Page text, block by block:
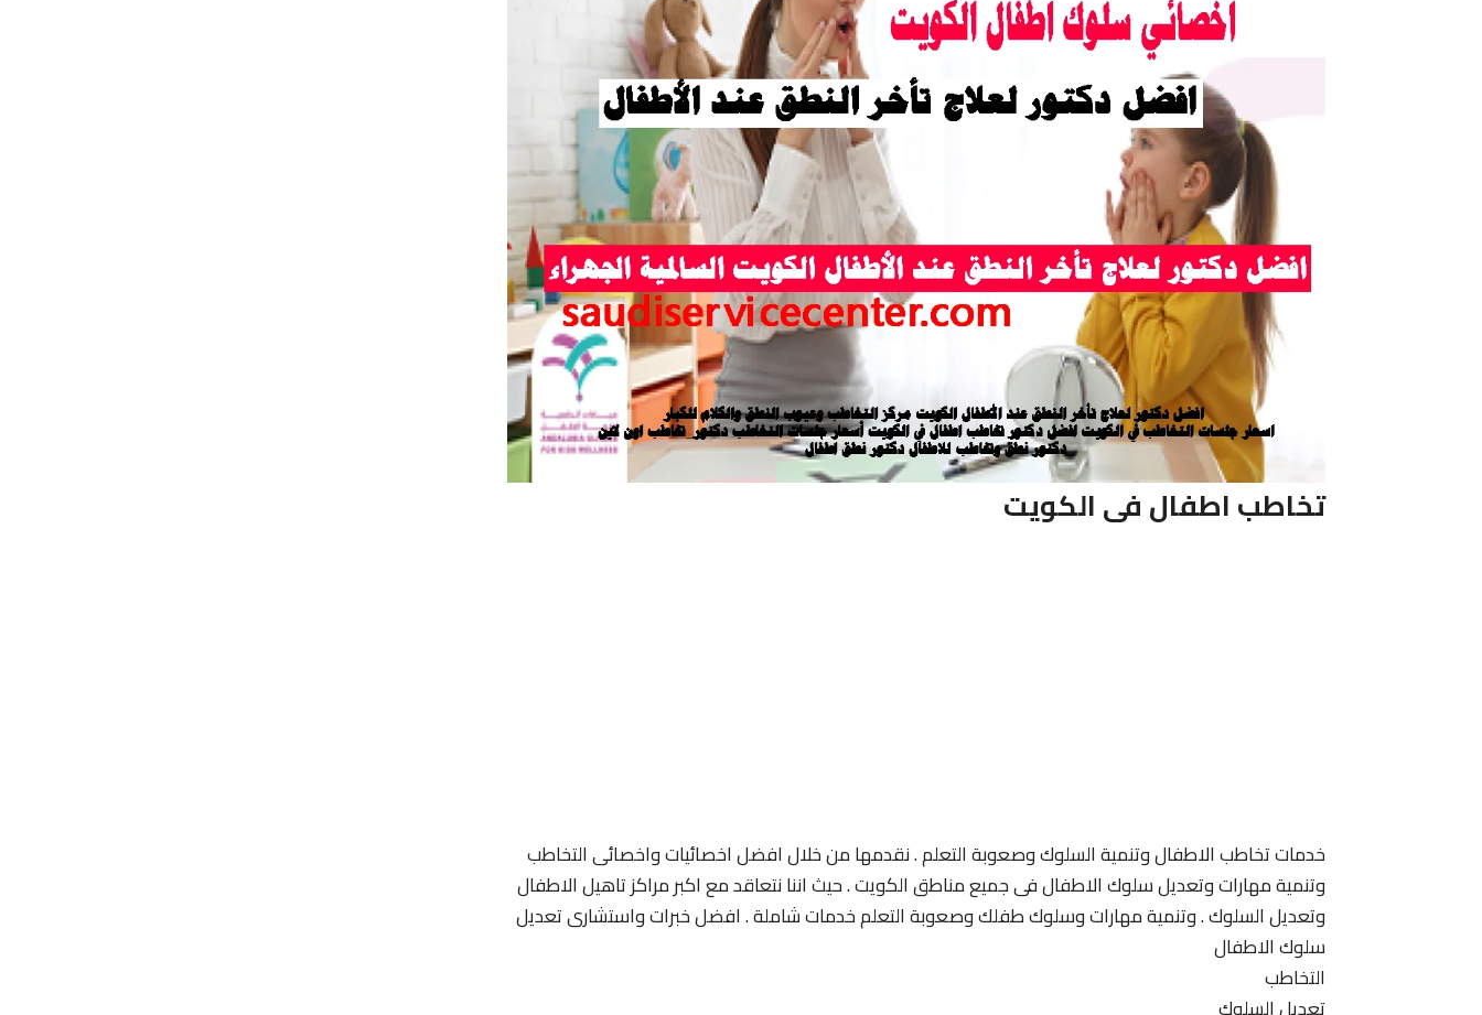
تخاطب اطفال فى الكويت
خدمات تخاطب الاطفال وتنمية السلوك وصعوبة التعلم . نقدمها من خلال افضل اخصائيات واخصائى التخاطب
وتنمية مهارات وتعديل سلوك الاطفال فى جميع مناطق الكويت . حيث اننا نتعاقد مع اكبر مراكز تاهيل الاطفال
وتعديل السلوك . وتنمية مهارات وسلوك طفلك وصعوبة التعلم خدمات شاملة . افضل خبرات واستشارى تعديل
سلوك الاطفال
التخاطب